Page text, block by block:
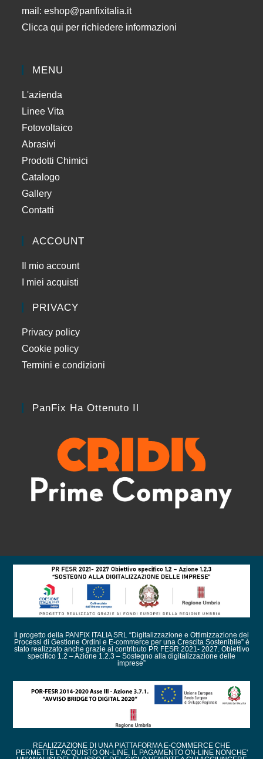
mail:eshop@panfixitalia.it
Clicca qui per richiedere informazioni
MENU
L'azienda
Linee Vita
Fotovoltaico
Abrasivi
Prodotti Chimici
Catalogo
Gallery
Contatti
ACCOUNT
Il mio account
I miei acquisti
PRIVACY
Privacy policy
Cookie policy
Termini e condizioni
PanFix Ha Ottenuto Il
Il progetto della PANFIX ITALIA SRL “Digitalizzazione e Ottimizzazione dei
Processi di Gestione Ordini e E-commerce per una Crescita Sostenibile” è
stato realizzato anche grazie al contributo PR FESR 2021- 2027. Obiettivo
specifico 1.2 – Azione 1.2.3 – Sostegno alla digitalizzazione delle
imprese”
REALIZZAZIONE DI UNA PIATTAFORMA E-COMMERCE CHE
PERMETTE L'ACQUISTO ON-LINE, IL PAGAMENTO ON-LINE NONCHE'